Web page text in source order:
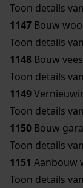
Toon details
1147 Bouw
Toon details
1148 Bouw
Toon details
1149
Toon details
1150 Bouw
Toon details
1151 Aanbouw
Toon details